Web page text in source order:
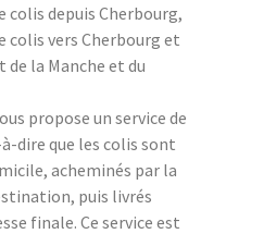
colis depuis Cherbourg,
colis vers Cherbourg et
la Manche et du
propose un service de
dire que les colis sont
acheminés par la
puis livrés
finale. Ce service est